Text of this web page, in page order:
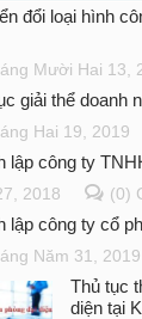
đổi loại hình
Mười Hai 13,
giải thể doanh
Hai 19, 2019
lập công ty
2018 (0)
lập công ty cổ
Năm 31, 2019
Thủ tục
diện tại